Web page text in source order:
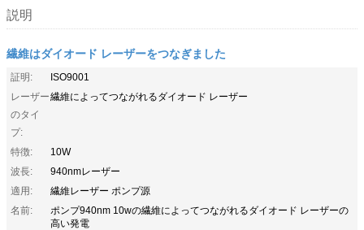
説明
繊維はダイオード レーザーをつなぎました
証明:
ISO9001
レーザー
のタイ
プ:
繊維によってつながれるダイオード レーザー
特徴:
10W
波長:
940nmレーザー
適用:
繊維レーザー ポンプ源
名前:
ポンプ940nm 10wの繊維によってつながれるダイオード レーザーの
高い発電